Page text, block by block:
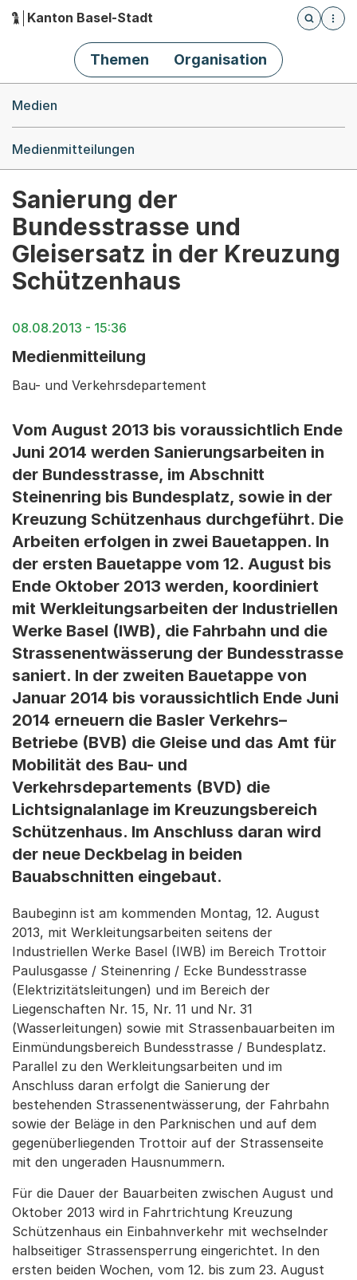
Hauptnavigation
Kanton Basel-Stadt
Öffnet
Themen Organisation
Medien
Medienmitteilungen
Sanierung der
Bundesstrasse und
Gleisersatz in der Kreuzung
Schützenhaus
08.08.2013 - 15:36
Medienmitteilung
Bau- und Verkehrsdepartement
Vom August 2013 bis voraussichtlich Ende
Juni 2014 werden Sanierungsarbeiten in
der Bundesstrasse, im Abschnitt
Steinenring bis Bundesplatz, sowie in der
Kreuzung Schützenhaus durchgeführt. Die
Arbeiten erfolgen in zwei Bauetappen. In
der ersten Bauetappe vom 12. August bis
Ende Oktober 2013 werden, koordiniert
mit Werkleitungsarbeiten der Industriellen
Werke Basel (IWB), die Fahrbahn und die
Strassenentwässerung der Bundesstrasse
saniert. In der zweiten Bauetappe von
Januar 2014 bis voraussichtlich Ende Juni
2014 erneuern die Basler Verkehrs–
Betriebe (BVB) die Gleise und das Amt für
Mobilität des Bau- und
Verkehrsdepartements (BVD) die
Lichtsignalanlage im Kreuzungsbereich
Schützenhaus. Im Anschluss daran wird
der neue Deckbelag in beiden
Bauabschnitten eingebaut.
Baubeginn ist am kommenden Montag, 12. August
2013, mit Werkleitungsarbeiten seitens der
Industriellen Werke Basel (IWB) im Bereich Trottoir
Paulusgasse / Steinenring / Ecke Bundesstrasse
(Elektrizitätsleitungen) und im Bereich der
Liegenschaften Nr. 15, Nr. 11 und Nr. 31
(Wasserleitungen) sowie mit Strassenbauarbeiten im
Einmündungsbereich Bundesstrasse / Bundesplatz.
Parallel zu den Werkleitungsarbeiten und im
Anschluss daran erfolgt die Sanierung der
bestehenden Strassenentwässerung, der Fahrbahn
sowie der Beläge in den Parknischen und auf dem
gegenüberliegenden Trottoir auf der Strassenseite
mit den ungeraden Hausnummern.
Für die Dauer der Bauarbeiten zwischen August und
Oktober 2013 wird in Fahrtrichtung Kreuzung
Schützenhaus ein Einbahnverkehr mit wechselnder
halbseitiger Strassensperrung eingerichtet. In den
ersten beiden Wochen, vom 12. bis zum 23. August